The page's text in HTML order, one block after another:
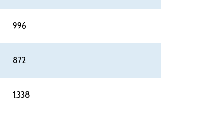
996
872
1.338